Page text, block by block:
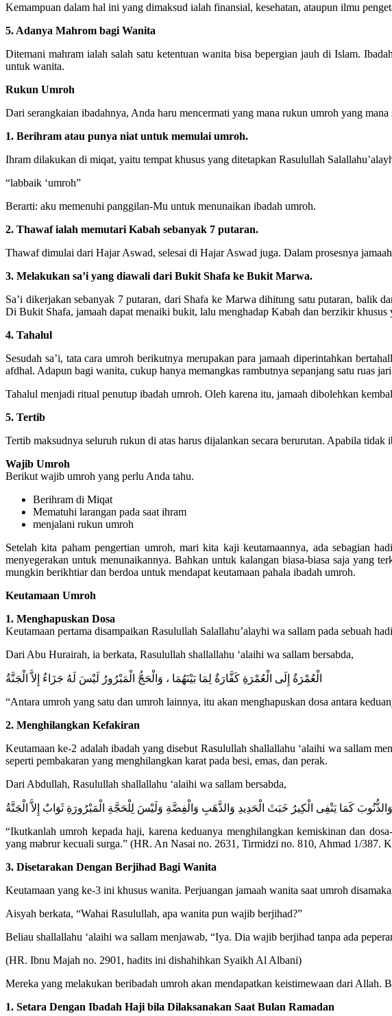
Kemampuan dalam hal ini yang dimaksud ialah finansial, kesehatan, ataupun ilmu
5. Adanya Mahrom bagi Wanita
Ditemani mahram ialah salah satu ketentuan wanita bisa bepergian jauh di Islam.
untuk wanita.
Rukun Umroh
Dari serangkaian ibadahnya, Anda haru mencermati yang mana rukun umroh yang
1. Berihram atau punya niat untuk memulai umroh.
Ihram dilakukan di miqat, yaitu tempat khusus yang ditetapkan Rasulullah
“labbaik ‘umroh”
Berarti: aku memenuhi panggilan-Mu untuk menunaikan ibadah umroh.
2. Thawaf ialah memutari Kabah sebanyak 7 putaran.
Thawaf dimulai dari Hajar Aswad, selesai di Hajar Aswad juga. Dalam prosesnya
3. Melakukan sa’i yang diawali dari Bukit Shafa ke Bukit Marwa.
Sa’i dikerjakan sebanyak 7 putaran, dari Shafa ke Marwa dihitung satu putaran, balik
Di Bukit Shafa, jamaah dapat menaiki bukit, lalu menghadap Kabah dan berzikir khusus
4. Tahalul
Sesudah sa’i, tata cara umroh berikutnya merupakan para jamaah diperintahkan
afdhal. Adapun bagi wanita, cukup hanya memangkas rambutnya sepanjang satu ruas
Tahalul menjadi ritual penutup ibadah umroh. Oleh karena itu, jamaah dibolehkan
5. Tertib
Tertib maksudnya seluruh rukun di atas harus dijalankan secara berurutan. Apabila tidak
Wajib Umroh
Berikut wajib umroh yang perlu Anda tahu.
Berihram di Miqat
Mematuhi larangan pada saat ihram
menjalani rukun umroh
Setelah kita paham pengertian umroh, mari kita kaji keutamaannya, ada sebagian
menyegerakan untuk menunaikannya. Bahkan untuk kalangan biasa-biasa saja yang
mungkin berikhtiar dan berdoa untuk mendapat keutamaan pahala ibadah umroh.
Keutamaan Umroh
1. Menghapuskan Dosa
Keutamaan pertama disampaikan Rasulullah Salallahu’alayhi wa sallam pada sebuah
Dari Abu Hurairah, ia berkata, Rasulullah shallallahu ‘alaihi wa sallam bersabda,
الْعُمْرَةُ إِلَى الْعُمْرَةِ كَفَّارَةٌ لِمَا بَيْنَهُمَا ، وَالْحَجُّ الْمَبْرُورُ لَيْسَ لَهُ جَزَاءٌ إِلاَّ الْجَنَّةُ
“Antara umroh yang satu dan umroh lainnya, itu akan menghapuskan dosa antara
2. Menghilangkan Kefakiran
Keutamaan ke-2 adalah ibadah yang disebut Rasulullah shallallahu ‘alaihi wa sallam
seperti pembakaran yang menghilangkan karat pada besi, emas, dan perak.
Dari Abdullah, Rasulullah shallallahu ‘alaihi wa sallam bersabda,
وَالذُّنُوبَ كَمَا يَنْفِى الْكِيرُ خَبَثَ الْحَدِيدِ وَالذَّهَبِ وَالْفِضَّةِ وَلَيْسَ لِلْحَجَّةِ الْمَبْرُورَةِ ثَوَابٌ إِلاَّ الْجَنَّةُ
“Ikutkanlah umroh kepada haji, karena keduanya menghilangkan kemiskinan dan
yang mabrur kecuali surga.” (HR. An Nasai no. 2631, Tirmidzi no. 810, Ahmad 1/387.
3. Disetarakan Dengan Berjihad Bagi Wanita
Keutamaan yang ke-3 ini khusus wanita. Perjuangan jamaah wanita saat umroh
Aisyah berkata, “Wahai Rasulullah, apa wanita pun wajib berjihad?”
Beliau shallallahu ‘alaihi wa sallam menjawab, “Iya. Dia wajib berjihad tanpa ada
(HR. Ibnu Majah no. 2901, hadits ini dishahihkan Syaikh Al Albani)
Mereka yang melakukan beribadah umroh akan mendapatkan keistimewaan dari Allah.
1. Setara Dengan Ibadah Haji bila Dilaksanakan Saat Bulan Ramadan